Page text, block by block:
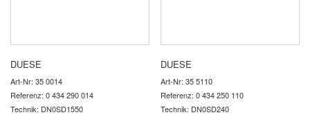
DUESE
Art-Nr: 35 0014
Referenz: 0 434 290 014
Technik: DN0SD1550
DUESE
Art-Nr: 35 5110
Referenz: 0 434 250 110
Technik: DN0SD240